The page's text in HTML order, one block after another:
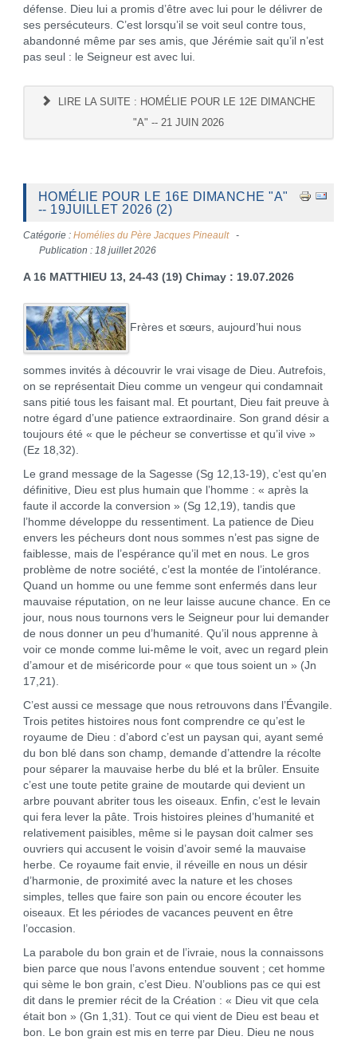
défense. Dieu lui a promis d’être avec lui pour le délivrer de
ses persécuteurs. C’est lorsqu’il se voit seul contre tous,
abandonné même par ses amis, que Jérémie sait qu’il n’est
pas seul : le Seigneur est avec lui.
LIRE LA SUITE : HOMÉLIE POUR LE 12E DIMANCHE
"A" -- 21 JUIN 2026
HOMÉLIE POUR LE 16E DIMANCHE "A"
-- 19JUILLET 2026 (2)
Catégorie : Homélies du Père Jacques Pineault
Publication : 18 juillet 2026
A 16 MATTHIEU 13, 24-43 (19) Chimay : 19.07.2026
Frères et sœurs, aujourd’hui nous
sommes invités à découvrir le vrai visage de Dieu. Autrefois,
on se représentait Dieu comme un vengeur qui condamnait
sans pitié tous les faisant mal. Et pourtant, Dieu fait preuve à
notre égard d’une patience extraordinaire. Son grand désir a
toujours été « que le pécheur se convertisse et qu’il vive »
(Ez 18,32).
Le grand message de la Sagesse (Sg 12,13-19), c’est qu’en
définitive, Dieu est plus humain que l’homme : « après la
faute il accorde la conversion » (Sg 12,19), tandis que
l’homme développe du ressentiment. La patience de Dieu
envers les pécheurs dont nous sommes n’est pas signe de
faiblesse, mais de l’espérance qu’il met en nous. Le gros
problème de notre société, c’est la montée de l’intolérance.
Quand un homme ou une femme sont enfermés dans leur
mauvaise réputation, on ne leur laisse aucune chance. En ce
jour, nous nous tournons vers le Seigneur pour lui demander
de nous donner un peu d’humanité. Qu’il nous apprenne à
voir ce monde comme lui-même le voit, avec un regard plein
d’amour et de miséricorde pour « que tous soient un » (Jn
17,21).
C’est aussi ce message que nous retrouvons dans l’Évangile.
Trois petites histoires nous font comprendre ce qu’est le
royaume de Dieu : d’abord c’est un paysan qui, ayant semé
du bon blé dans son champ, demande d’attendre la récolte
pour séparer la mauvaise herbe du blé et la brûler. Ensuite
c’est une toute petite graine de moutarde qui devient un
arbre pouvant abriter tous les oiseaux. Enfin, c’est le levain
qui fera lever la pâte. Trois histoires pleines d’humanité et
relativement paisibles, même si le paysan doit calmer ses
ouvriers qui accusent le voisin d’avoir semé la mauvaise
herbe. Ce royaume fait envie, il réveille en nous un désir
d’harmonie, de proximité avec la nature et les choses
simples, telles que faire son pain ou encore écouter les
oiseaux. Et les périodes de vacances peuvent en être
l’occasion.
La parabole du bon grain et de l’ivraie, nous la connaissons
bien parce que nous l’avons entendue souvent ; cet homme
qui sème le bon grain, c’est Dieu. N’oublions pas ce qui est
dit dans le premier récit de la Création : « Dieu vit que cela
était bon » (Gn 1,31). Tout ce qui vient de Dieu est beau et
bon. Le bon grain est mis en terre par Dieu. Dieu ne nous